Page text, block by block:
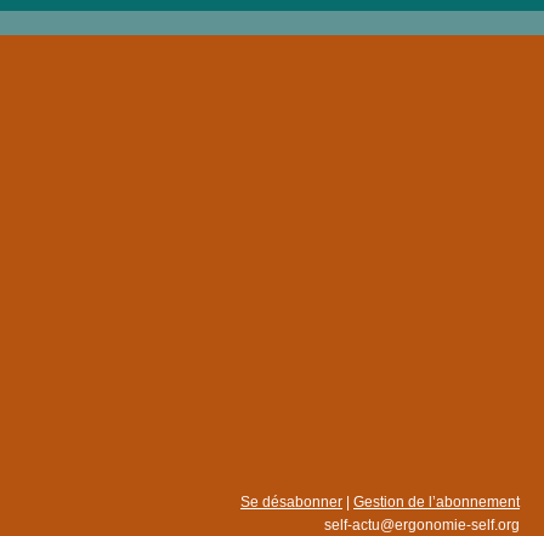
Se désabonner
Gestion de l’abonnement
self-actu@ergonomie-self.org